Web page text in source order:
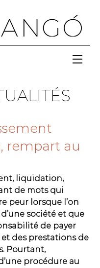
rempart au
liquidation,
de mots qui
peur lorsque l’on
société et que
de payer
et des prestations de
Pourtant,
procédure au